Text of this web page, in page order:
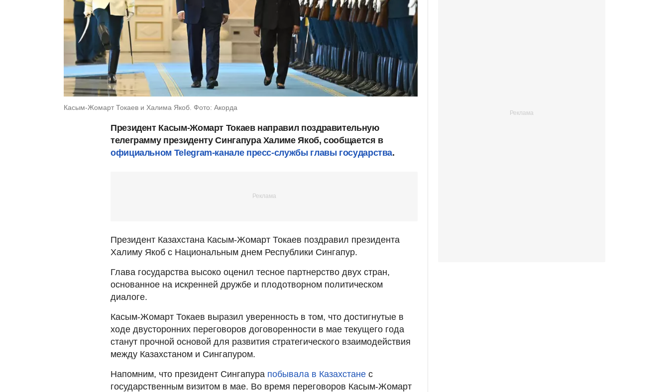
Касым-Жомарт Токаев и Халима Якоб. Фото: Акорда
Президент Касым-Жомарт Токаев направил поздравительную
телеграмму президенту Сингапура Халиме Якоб, сообщается в
официальном Telegram-канале пресс-службы главы государства.
Президент Казахстана Касым-Жомарт Токаев поздравил президента
Халиму Якоб с Национальным днем Республики Сингапур.
Глава государства высоко оценил тесное партнерство двух стран,
основанное на искренней дружбе и плодотворном политическом
диалоге.
Касым-Жомарт Токаев выразил уверенность в том, что достигнутые в
ходе двусторонних переговоров договоренности в мае текущего года
станут прочной основой для развития стратегического взаимодействия
между Казахстаном и Сингапуром.
Напомним, что президент Сингапура побывала в Казахстане с
государственным визитом в мае. Во время переговоров Касым-Жомарт